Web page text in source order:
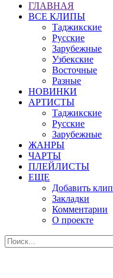
ГЛАВНАЯ
ВСЕ КЛИПЫ
Таджикские
Русские
Зарубежные
Узбекские
Восточные
Разные
НОВИНКИ
АРТИСТЫ
Таджикские
Русские
Зарубежные
ЖАНРЫ
ЧАРТЫ
ПЛЕЙЛИСТЫ
ЕЩЕ
Добавить клип
Закладки
Комментарии
О проекте